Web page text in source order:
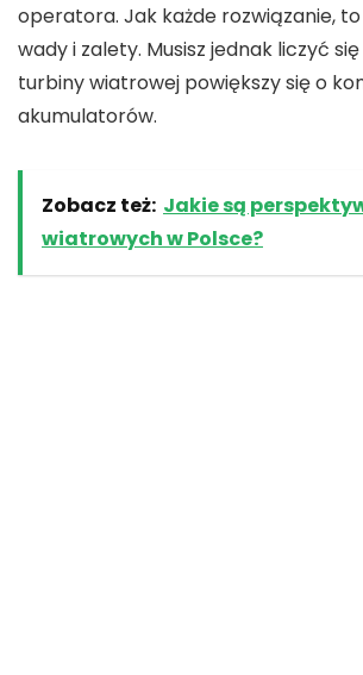
operatora. Jak każde rozwiązanie,
wady i zalety. Musisz jednak liczyć
turbiny wiatrowej powiększy się o
akumulatorów.
Zobacz też: Jakie są
wiatrowych w Polsce?